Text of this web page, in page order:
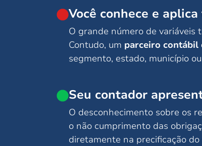
Você conhece e
O grande número de variáveis
Contudo, um parceiro contábil
segmento, estado, município
Seu contador
O desconhecimento sobre os
o não cumprimento das
diretamente na precificação do